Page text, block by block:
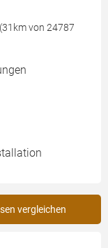
von 24787
vergleichen